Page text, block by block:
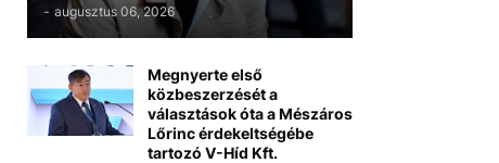
- augusztus 06, 2026
Megnyerte első
közbeszerzését a
választások óta a Mészáros
Lőrinc érdekeltségébe
tartozó V-Híd Kft.